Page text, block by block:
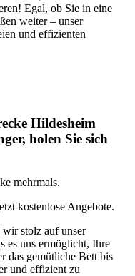
Egal, ob Sie in eine
weiter – unser
und effizienten
Hildesheim
holen Sie sich
mehrmals.
kostenlose Angebote.
stolz auf unser
es uns ermöglicht, Ihre
das gemütliche Bett bis
und effizient zu